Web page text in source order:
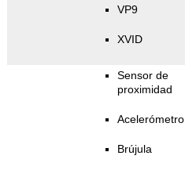
VP9
XVID
Sensor de
proximidad
Acelerómetro
Brújula